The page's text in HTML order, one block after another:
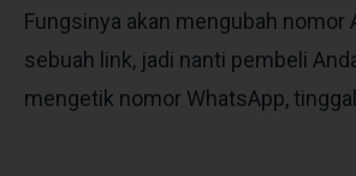
Fungsinya akan mengubah nomor
sebuah link, jadi nanti pembeli
mengetik nomor WhatsApp,